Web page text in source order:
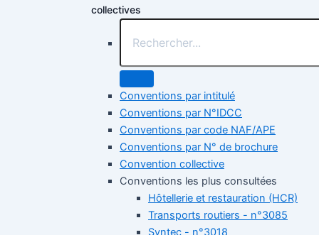
collectives
Conventions par intitulé
Conventions par N°IDCC
Conventions par code NAF/APE
Conventions par N° de brochure
Convention collective
Conventions les plus consultées
Hôtellerie et restauration (HCR)
Transports routiers - n°3085
Syntec - n°3018